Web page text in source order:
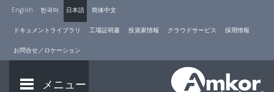
English 한국어 日本語 简体中文
ドキュメントライブラリ 工場証明書 投資家情報 クラウドサービス 採用情報
お問合せ／ロケーション
メニュー